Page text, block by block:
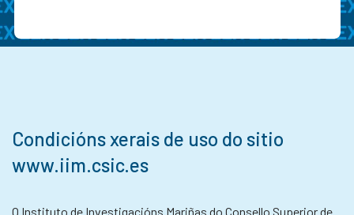
Condicións xerais de uso do sitio
www.iim.csic.es
O Instituto de Investigacións Mariñas do Consello Superior de